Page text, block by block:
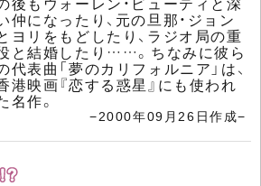
仲になったり、元の旦那・ジョン
ヨリをもどしたり、ラジオ局の重
と結婚したり……。ちなみに彼ら
代表曲「夢のカリフォルニア」は、
港映画『恋する惑星』にも使われ
名作。
−2000年09月26日作成−